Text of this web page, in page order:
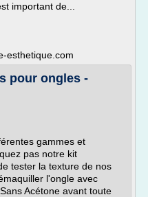
important de...
esthetique.com
pour ongles -
gammes et
pas notre kit
tester la texture de nos
l'ongle avec
Acétone avant toute